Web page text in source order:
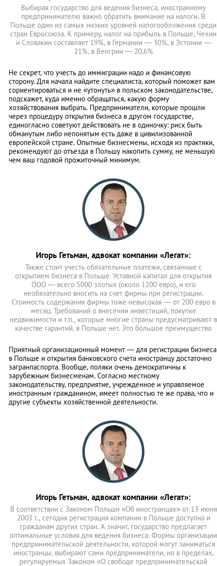
Выбирая государство для ведения бизнеса, иностранному
предпринимателю важно обратить внимание на налоги. В
Польше один из самых низких уровней налогообложения среди
стран Евросоюза. К примеру, налог на прибыль в Польше, Чехии
и Словакии составляет 19%, в Германии — 30%, в Эстонии —
21%, в Венгрии — 20,6%
Не секрет, что учесть до иммиграции надо и финансовую
сторону. Для начала найдите специалиста, который поможет вам
сориентироваться и не «утонуть» в польском законодательстве,
подскажет, куда именно обращаться, какую форму
хозяйствования выбрать. Предприниматели, которые прошли
через процедуру открытия бизнеса в другом государстве,
единогласно советуют действовать не в одиночку: риск быть
обманутым либо непонятым есть даже в цивилизованной
европейской стране. Опытные бизнесмены, исходя из практики,
рекомендуют до отъезда в Польшу накопить сумму, не меньшую
чем ваш годовой прожиточный минимум.
Игорь Гетьман, адвокат компании «Легат»:
Также стоит учесть обязательные платежи, связанные с
открытием бизнеса в Польше. Уставной капитал для открытия
ООО — всего 5000 злотых (около 1200 евро), и его
необязательно вносить на счет фирмы при регистрации.
Стоимость содержания фирмы тоже невысокая — от 200 евро в
месяц. Требований о внесении инвестиций, покупке
недвижимости и т.п., которые многие страны предусматривают в
качестве гарантий, в Польше нет. Это большое преимущество
Приятный организационный момент — для регистрации бизнеса
в Польше и открытия банковского счета иностранцу достаточно
загранпаспорта. Вообще, поляки очень демократичны к
зарубежным бизнесменам. Согласно местному
законодательству, предприятие, учрежденное и управляемое
иностранным гражданином, имеет полностью те же права, что и
другие субъекты хозяйственной деятельности.
Игорь Гетьман, адвокат компании «Легат»:
В соответствии с Законом Польши «Об иностранцах» от 13 июня
2003 г., сегодня регистрация компании в Польше доступна и
гражданам других стран. А значит, государство предлагает
оптимальные условия для ведения бизнеса. Формы организации
предпринимательской деятельности, которой могут заниматься
иностранцы, выбирают сами предприниматели, но в пределах,
регулируемых Законом «О свободе предпринимательской